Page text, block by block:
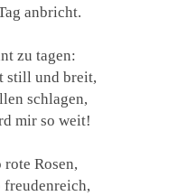
anbricht.
zu tagen:
still und breit,
schlagen,
mir so weit!
Rosen,
freudenreich,